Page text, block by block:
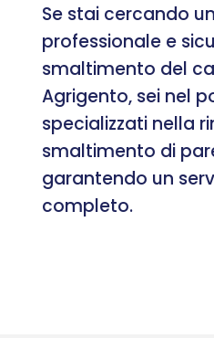
Se stai cercando
professionale e
smaltimento del
Agrigento, sei nel
specializzati nella
smaltimento di
garantendo un
completo.